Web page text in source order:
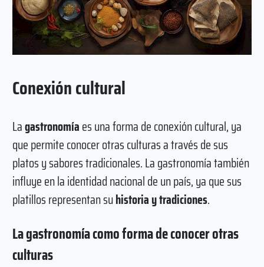
Conexión cultural
Lagastronomíaes una forma de conexión cultural, ya
que permite conocer otras culturas a través de sus
platos y sabores tradicionales. La gastronomía también
influye en la identidad nacional de un país, ya que sus
platillos representan suhistoria y tradiciones.
La gastronomía como forma de conocer otras
culturas